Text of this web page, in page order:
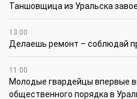
Таншовщица из Уральска
13:00
Делаешь ремонт – соблюдай
11:00
Молодые гвардейцы впервые
общественного порядка в